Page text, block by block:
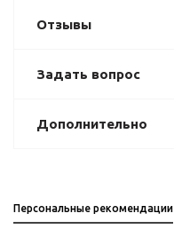
Отзывы
Задать вопрос
Дополнительно
Персональные рекомендации